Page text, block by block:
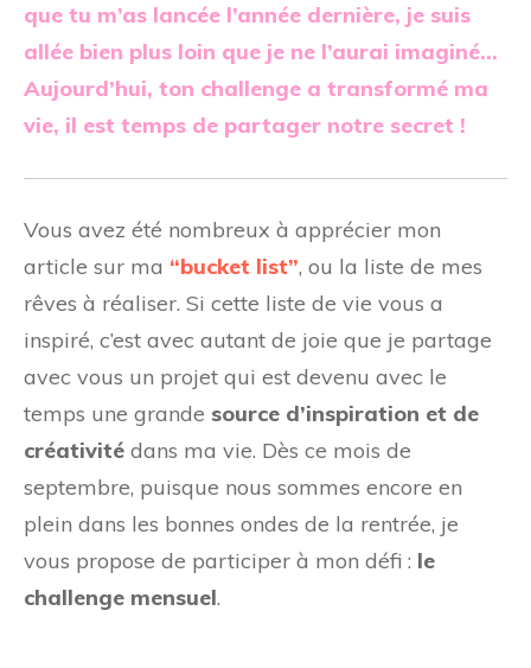
que tu m’as lancée l’année dernière, je suis
allée bien plus loin que je ne l’aurai imaginé…
Aujourd’hui, ton challenge a transformé ma
vie, il est temps de partager notre secret !
Vous avez été nombreux à apprécier mon
article sur ma “bucket list”, ou la liste de mes
rêves à réaliser. Si cette liste de vie vous a
inspiré, c’est avec autant de joie que je partage
avec vous un projet qui est devenu avec le
temps une grande source d’inspiration et de
créativité dans ma vie. Dès ce mois de
septembre, puisque nous sommes encore en
plein dans les bonnes ondes de la rentrée, je
vous propose de participer à mon défi : le
challenge mensuel.